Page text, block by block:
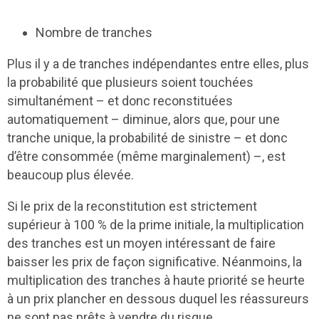
Nombre de tranches
Plus il y a de tranches indépendantes entre elles, plus
la probabilité que plusieurs soient touchées
simultanément – et donc reconstituées
automatiquement – diminue, alors que, pour une
tranche unique, la probabilité de sinistre – et donc
d’être consommée (même marginalement) –, est
beaucoup plus élevée.
Si le prix de la reconstitution est strictement
supérieur à 100 % de la prime initiale, la multiplication
des tranches est un moyen intéressant de faire
baisser les prix de façon significative. Néanmoins, la
multiplication des tranches à haute priorité se heurte
à un prix plancher en dessous duquel les réassureurs